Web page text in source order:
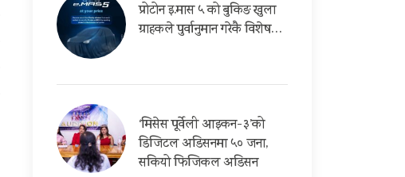
प्रोटोन इ.मास ५ को बुकिङ खुला
ग्राहकले पुर्वानुमान गरेकै विशेष…
‘मिसेस पूर्वेली आइकन-३’को
डिजिटल अडिसनमा ५० जना,
सकियो फिजिकल अडिसन